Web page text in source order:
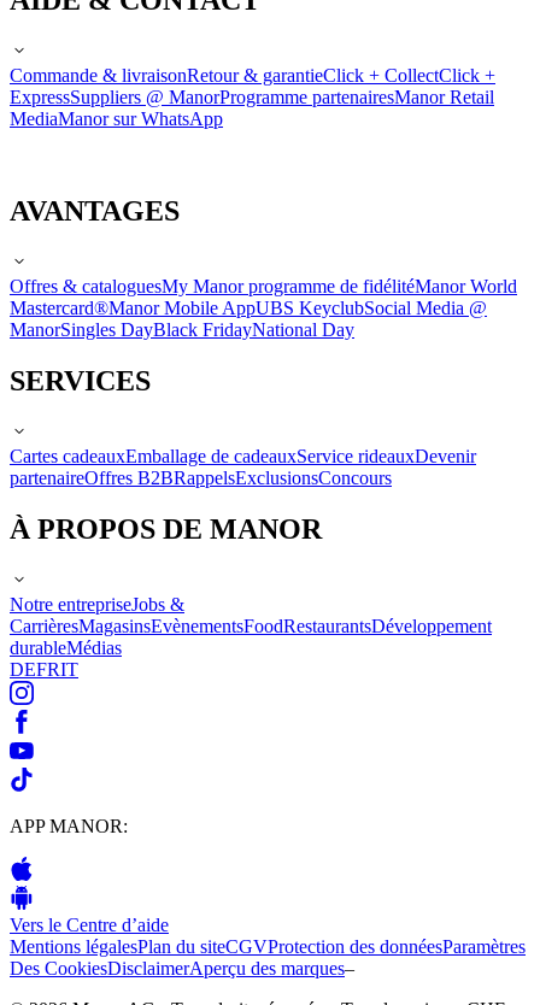
Commande & livraisonRetour & garantieClick + CollectClick +
ExpressSuppliers @ ManorProgramme partenairesManor Retail
MediaManor sur WhatsApp
AVANTAGES
Offres & cataloguesMy Manor programme de fidélitéManor World
Mastercard®Manor Mobile AppUBS KeyclubSocial Media @
ManorSingles DayBlack FridayNational Day
SERVICES
Cartes cadeauxEmballage de cadeauxService rideauxDevenir
partenaireOffres B2BRappelsExclusionsConcours
À PROPOS DE MANOR
Notre entrepriseJobs &
CarrièresMagasinsEvènementsFoodRestaurantsDéveloppement
durableMédias
DEFRIT
APP MANOR:
Vers le Centre d’aide
Mentions légalesPlan du siteCGVProtection des donnéesParamètres
Des CookiesDisclaimerAperçu des marques–